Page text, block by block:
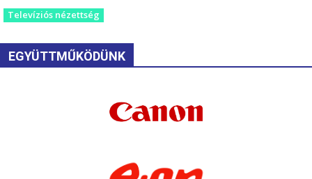
Televíziós nézettség
EGYÜTTMŰKÖDÜNK